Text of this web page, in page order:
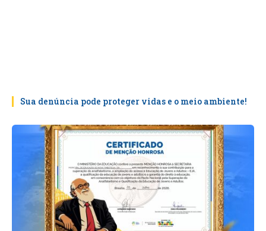
Sua denúncia pode proteger vidas e o meio ambiente!